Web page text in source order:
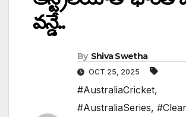
వన్డే..
By Shiva Swetha
OCT 25, 2025
#AustraliaCricket,
#AustraliaSeries,